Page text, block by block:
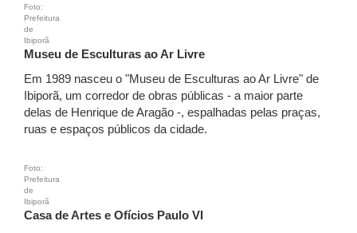
Foto:
Prefeitura
de
Ibiporã
Museu de Esculturas ao Ar Livre
Em 1989 nasceu o "Museu de Esculturas ao Ar Livre" de
Ibiporã, um corredor de obras públicas - a maior parte
delas de Henrique de Aragão -, espalhadas pelas praças,
ruas e espaços públicos da cidade.
Foto:
Prefeitura
de
Ibiporã
Casa de Artes e Ofícios Paulo VI